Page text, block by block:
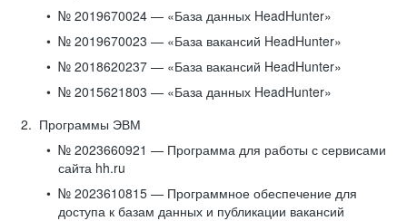
№ 2019670024 — «База данных HeadHunter»
№ 2019670023 — «База вакансий HeadHunter»
№ 2018620237 — «База вакансий HeadHunter»
№ 2015621803 — «База данных HeadHunter»
Программы ЭВМ
№ 2023660921 — Программа для работы с сервисами
сайта hh.ru
№ 2023610815 — Программное обеспечение для
доступа к базам данных и публикации вакансий